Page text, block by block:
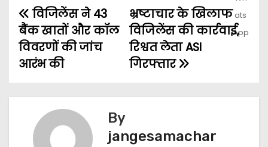
भ्रष्टाचार के खिलाफ
विजिलेंस की कार्रवाई,
रिश्वत लेता ASI
गिरफ्तार
विजिलेंस ने 43
बैंक खातों और कॉल
विवरणों की जांच
आरंभ की
By
jangesamachar